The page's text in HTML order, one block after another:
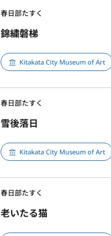
錦繍磐梯
春日部たすく
Kitakata City Museum of Art
雪後落日
春日部たすく
Kitakata City Museum of Art
老いたる猫
春日部たすく